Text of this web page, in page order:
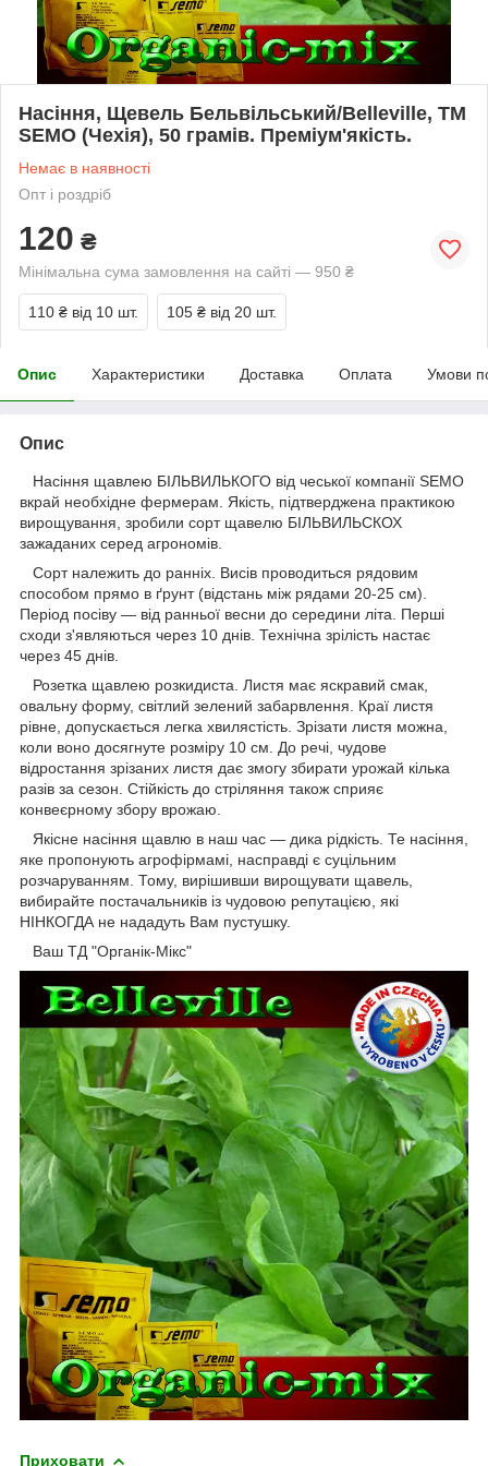
Насіння, Щевель Бельвільський/Belleville, ТМ
SEMO (Чехія), 50 грамів. Преміум'якість.
Немає в наявності
Опт і роздріб
120 ₴
Мінімальна сума замовлення на сайті — 950 ₴
110 ₴ від 10 шт. 105 ₴ від 20 шт.
Опис Характеристики Доставка Оплата Умови
Опис
Насіння щавлею БІЛЬВИЛЬКОГО від чеської компанії SEMO
вкрай необхідне фермерам. Якість, підтверджена практикою
вирощування, зробили сорт щавелю БІЛЬВИЛЬСКОХ
зажаданих серед агрономів.
Сорт належить до ранніх. Висів проводиться рядовим
способом прямо в ґрунт (відстань між рядами 20-25 см).
Період посіву — від ранньої весни до середини літа. Перші
сходи з'являються через 10 днів. Технічна зрілість настає
через 45 днів.
Розетка щавлею розкидиста. Листя має яскравий смак,
овальну форму, світлий зелений забарвлення. Краї листя
рівне, допускається легка хвилястість. Зрізати листя можна,
коли воно досягнуте розміру 10 см. До речі, чудове
відростання зрізаних листя дає змогу збирати урожай кілька
разів за сезон. Стійкість до стріляння також сприяє
конвеєрному збору врожаю.
Якісне насіння щавлю в наш час — дика рідкість. Те насіння,
яке пропонують агрофірмамі, насправді є суцільним
розчаруванням. Тому, вирішивши вирощувати щавель,
вибирайте постачальників із чудовою репутацією, які
НІНКОГДА не нададуть Вам пустушку.
Ваш ТД "Органік-Мікс"
Приховати